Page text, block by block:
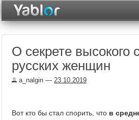
Неделя
Месяц
Архив
О секрете высокого
русских женщин
a_nalgin — 23.10.2019
Вот кто бы стал спорить, что в